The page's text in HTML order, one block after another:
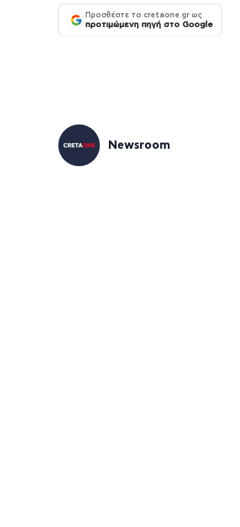
Προσθέστε το cretaone.gr ως
προτιμώμενη πηγή στο Google
Newsroom